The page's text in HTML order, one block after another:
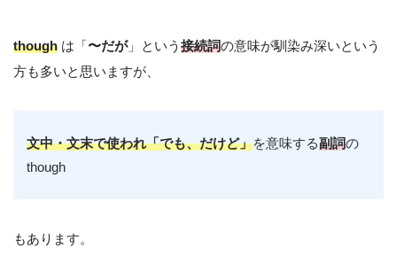
though は「〜だが」という 接続詞の意味が馴染み深いという
方も多いと思いますが、
文中・文末で使われ「でも、だけど」を意味する副詞の
though
もあります。